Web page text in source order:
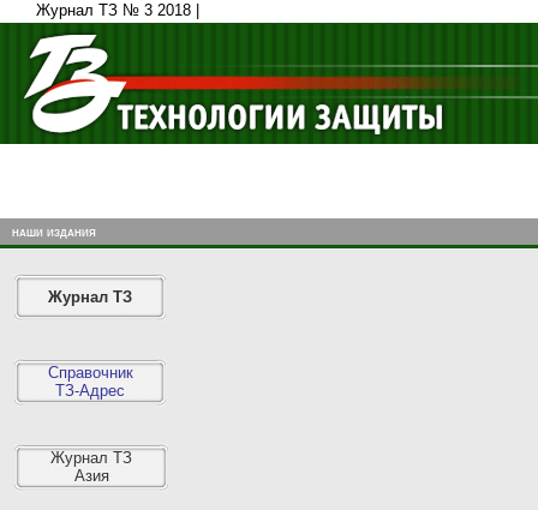
Журнал ТЗ № 3 2018 |
наши издания
Журнал ТЗ
Справочник
ТЗ-Адрес
Журнал ТЗ
Азия